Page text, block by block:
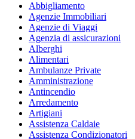
Abbigliamento
Agenzie Immobiliari
Agenzie di Viaggi
Agenzia di assicurazioni
Alberghi
Alimentari
Ambulanze Private
Amministrazione
Antincendio
Arredamento
Artigiani
Assistenza Caldaie
Assistenza Condizionatori